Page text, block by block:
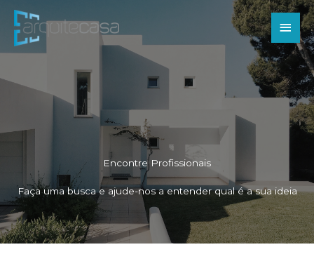
para
Encontre Profissionais
Faça uma busca e ajude-nos a entender qual é a sua ideia